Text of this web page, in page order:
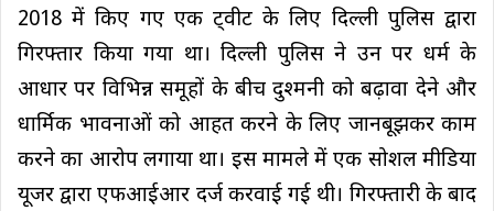
2018 में किए गए एक ट्वीट के लिए दिल्ली पुलिस द्वारा
गिरफ्तार किया गया था। दिल्ली पुलिस ने उन पर धर्म के
आधार पर विभिन्न समूहों के बीच दुश्मनी को बढ़ावा देने और
धार्मिक भावनाओं को आहत करने के लिए जानबूझकर काम
करने का आरोप लगाया था। इस मामले में एक सोशल मीडिया
यूजर द्वारा एफआईआर दर्ज करवाई गई थी। गिरफ्तारी के बाद